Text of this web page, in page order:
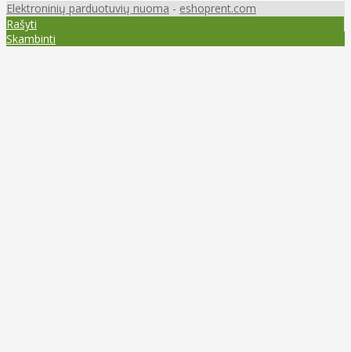
Elektroninių parduotuvių nuoma - eshoprent.com
Rašyti
Skambinti